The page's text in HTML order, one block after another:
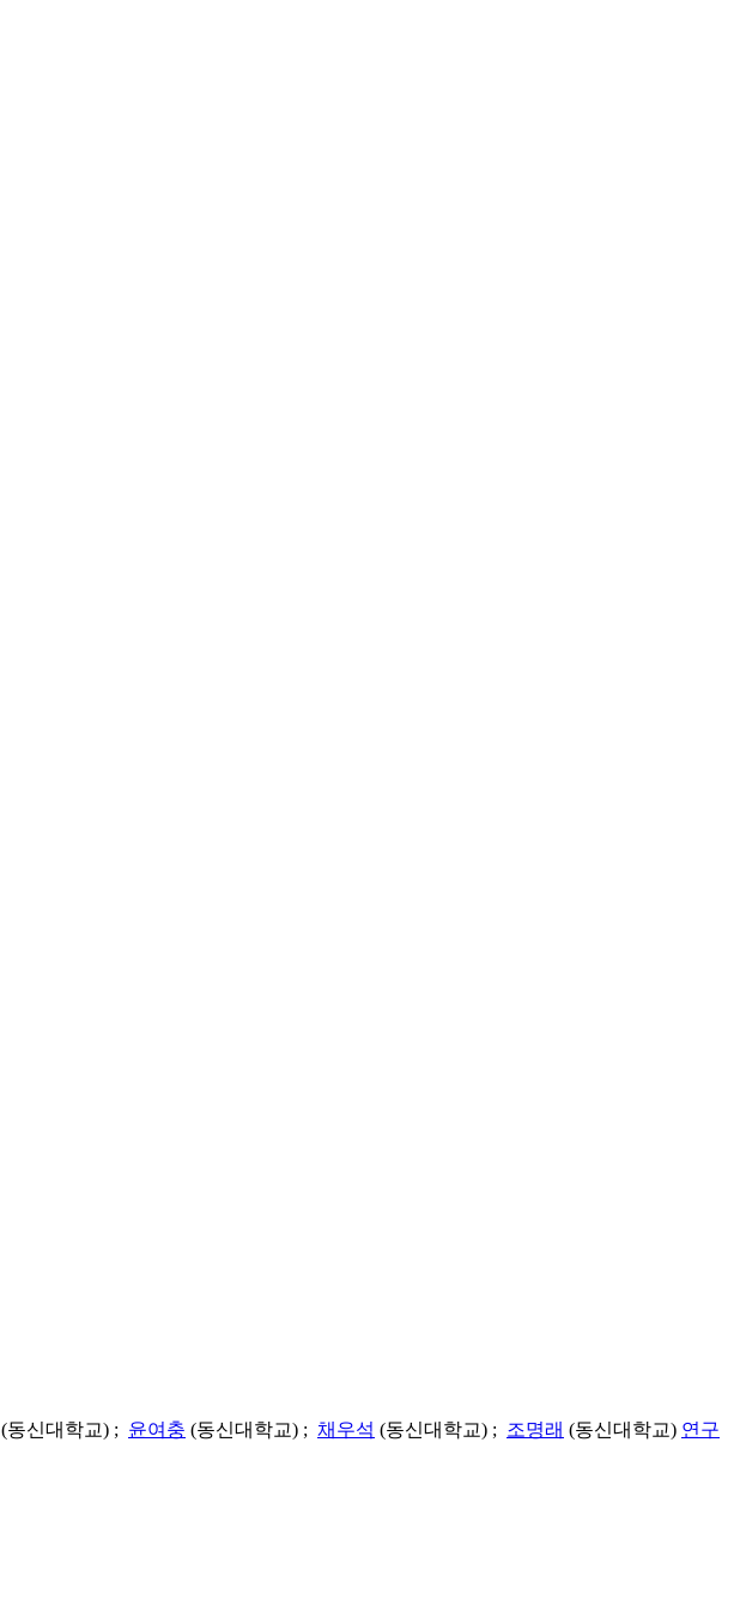
(동신대학교) ; 윤여충 (동신대학교) ; 채우석 (동신대학교) ; 조명래 (동신대학교) 연구